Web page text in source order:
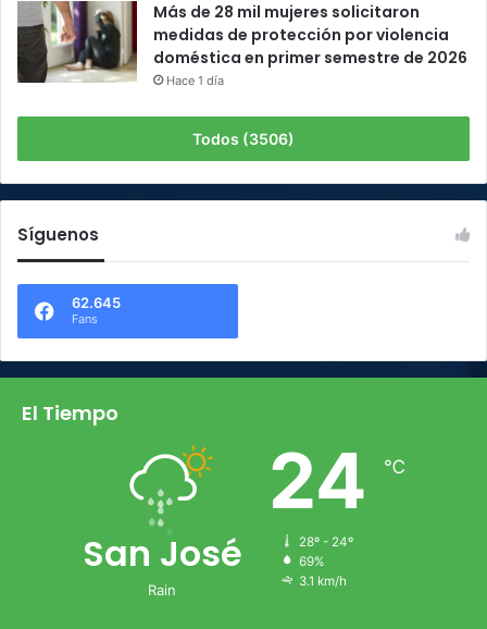
Más de 28 mil mujeres solicitaron
medidas de protección por violencia
doméstica en primer semestre de 2026
Hace 1 día
Todos (3506)
Síguenos
62.645
Fans
El Tiempo
San José
Rain
24 ℃
28º - 24º
69%
3.1 km/h